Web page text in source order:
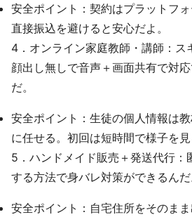
安全ポイント：契約はプラットフ
直接振込を避けると安心だよ。
4．オンライン家庭教師・講師：ス
顔出し無しで音声＋画面共有で対
だ。
安全ポイント：生徒の個人情報は
に任せる。初回は短時間で様子を見
5．ハンドメイド販売＋発送代行：
する方法で身バレ対策ができるんだ
安全ポイント：自宅住所をそのま